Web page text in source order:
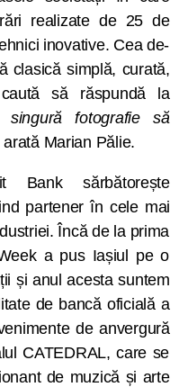
realizate de 25 de
inovative. Cea de-
clasică simplă, curată,
să răspundă la
fotografie să
arată Marian Pălie.
Bank sărbătorește
partener în cele mai
Încă de la prima
a pus Iașiul pe o
și anul acesta suntem
de bancă oficială a
de anvergură
CATEDRAL, care se
de muzică și arte